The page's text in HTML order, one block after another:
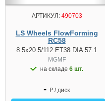
АРТИКУЛ:490703
LS Wheels FlowForming
RC58
8.5x20 5/112 ET38 DIA 57.1
MGMF
на складе 6 шт.
- ₽ / диск